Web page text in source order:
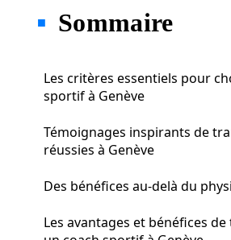
Sommaire
Les critères essentiels pour
sportif à Genève
Témoignages inspirants de
réussies à Genève
Des bénéfices au-delà du
Les avantages et bénéfices